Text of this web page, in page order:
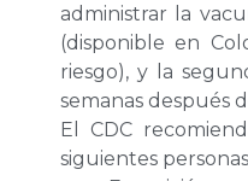
administrar la
(disponible en
riesgo), y la
semanas después
El CDC
siguientes